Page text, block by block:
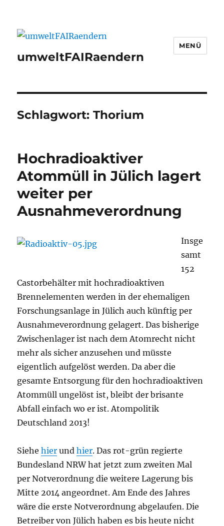
umweltFAIRaendern
MENÜ
Schlagwort:Thorium
Hochradioaktiver
Atommüll in Jülich lagert
weiter per
Ausnahmeverordnung
Insge
samt
152
Castorbehälter mit hochradioaktiven
Brennelementen werden in der ehemaligen
Forschungsanlage in Jülich auch künftig per
Ausnahmeverordnung gelagert. Das bisherige
Zwischenlager ist nach dem Atomrecht nicht
mehr als sicher anzusehen und müsste
eigentlich aufgelöst werden. Da aber die
gesamte Entsorgung für den hochradioaktiven
Atommüll ungelöst ist, bleibt der brisante
Abfall einfach wo er ist. Atompolitik
Deutschland 2013!
Siehehier undhier. Das rot-grün regierte
Bundesland NRW hat jetzt zum zweiten Mal
per Notverordnung die weitere Lagerung bis
Mitte 2014 angeordnet. Am Ende des Jahres
wäre die erste Notverordnung abgelaufen. Die
Betreiber von Jülich haben es bis heute nicht